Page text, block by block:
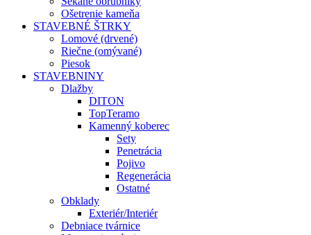
Ošetrenie kameňa
STAVEBNÉ ŠTRKY
Lomové (drvené)
Riečne (omývané)
Piesok
STAVEBNINY
Dlažby
DITON
TopTeramo
Kamenný koberec
Sety
Penetrácia
Pojivo
Regenerácia
Ostatné
Obklady
Exteriér/Interiér
Debniace tvárnice